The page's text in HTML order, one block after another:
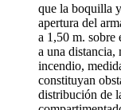
que la boquilla
apertura del
a 1,50 m. sobre
a una distancia,
incendio,
constituyan
distribución de